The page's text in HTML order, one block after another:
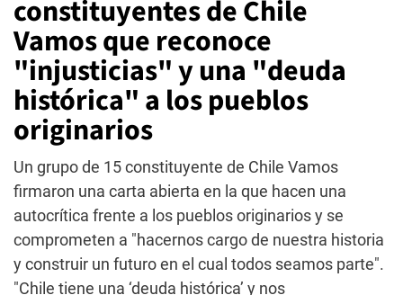
constituyentes de Chile
Vamos que reconoce
"injusticias" y una "deuda
histórica" a los pueblos
originarios
Un grupo de 15 constituyente de Chile Vamos
firmaron una carta abierta en la que hacen una
autocrítica frente a los pueblos originarios y se
comprometen a "hacernos cargo de nuestra historia
y construir un futuro en el cual todos seamos parte".
"Chile tiene una ‘deuda histórica’ y nos